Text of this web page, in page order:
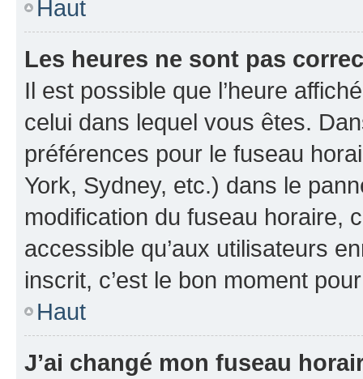
Haut
Les heures ne sont pas
Il est possible que l’heure
celui dans lequel vous êtes.
préférences pour le fuseau
York, Sydney, etc.) dans le
modification du fuseau horaire,
accessible qu’aux utilisateurs
inscrit, c’est le bon moment
Haut
J’ai changé mon fuseau